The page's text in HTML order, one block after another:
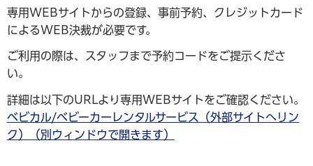
専用WEBサイトからの登録、事前予約、クレジットカード
によるWEB決裁が必要です。
ご利用の際は、スタッフまで予約コードをご提示くださ
い。
詳細は以下のURLより専用WEBサイトをご確認ください。
ベビカル/ベビーカーレンタルサービス（外部サイトへリン
ク）（別ウィンドウで開きます）